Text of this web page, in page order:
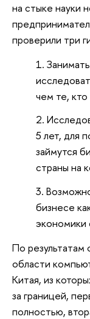
на стыке науки
проверили три
чем те,
5 лет, для
займутся
страны на
бизнесе
экономики
По результатам
области
Китая, из
за границей,
полностью,